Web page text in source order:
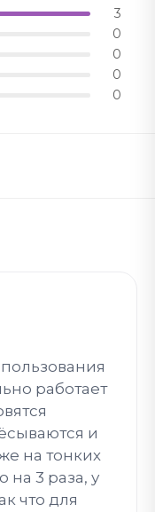
3
0
0
0
0
работает
и
на тонких
на 3 раза, у
что для